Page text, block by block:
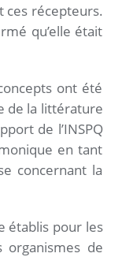
ces récepteurs.
qu’elle était
ont été
de la littérature
de l’INSPQ
en tant
concernant la
établis pour les
de